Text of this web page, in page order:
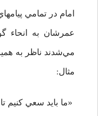
امام در تمامي
عمرشان به انحاء
مي‌شدند ناظر به
مثال:
«ما بايد سعي كنيم